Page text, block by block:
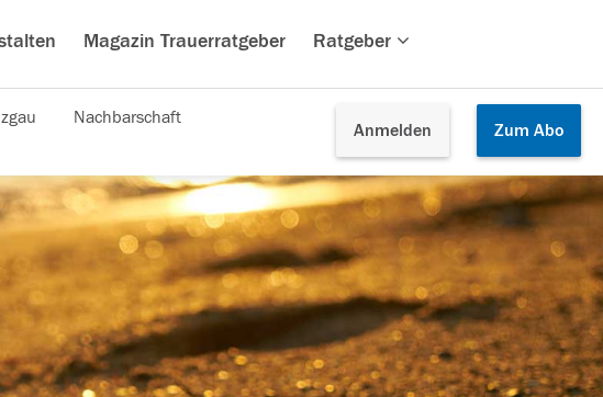
Magazin Trauerratgeber Ratgeber
Anmelden Zum Abo
Nachbarschaft